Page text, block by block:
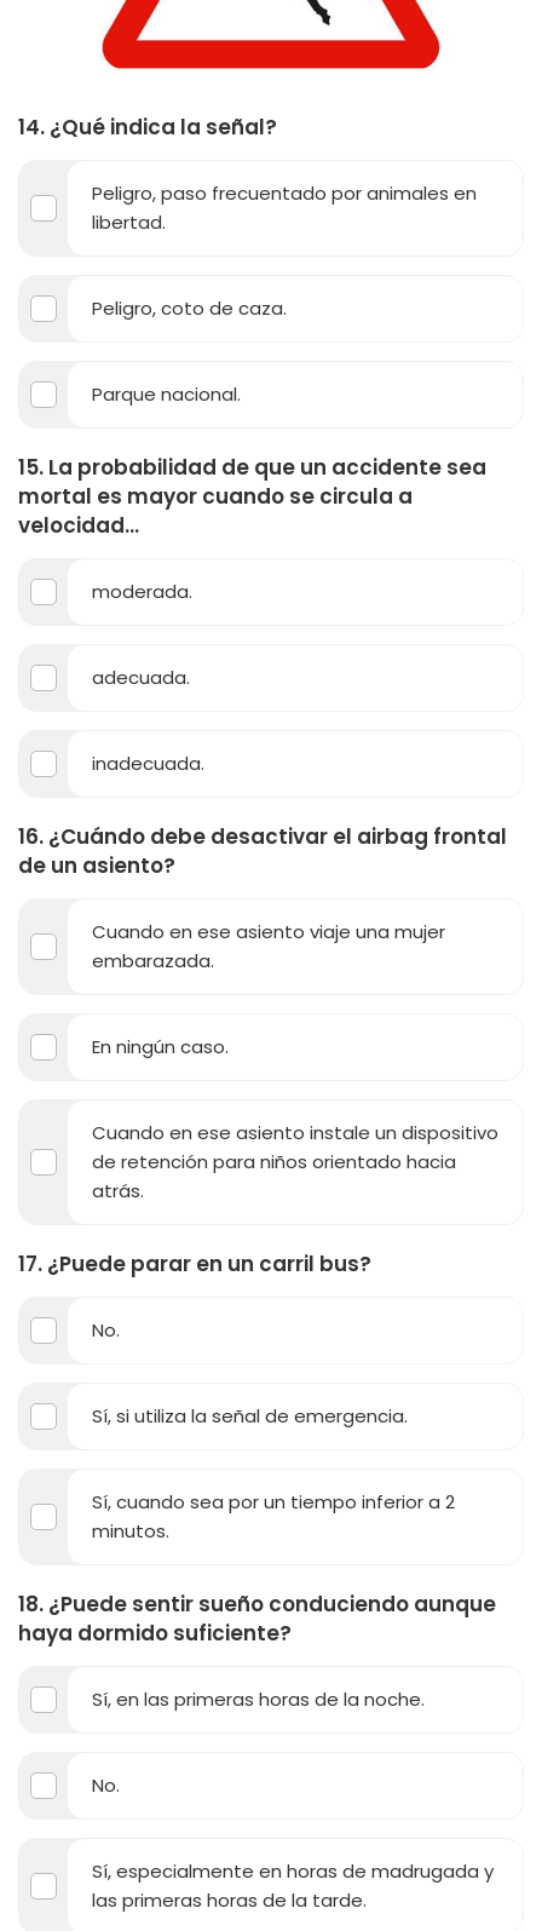
14. ¿Qué indica la señal?
Peligro, paso frecuentado por animales en
libertad.
Peligro, coto de caza.
Parque nacional.
15. La probabilidad de que un accidente sea
mortal es mayor cuando se circula a
velocidad...
moderada.
adecuada.
inadecuada.
16. ¿Cuándo debe desactivar el airbag frontal
de un asiento?
Cuando en ese asiento viaje una mujer
embarazada.
En ningún caso.
Cuando en ese asiento instale un dispositivo
de retención para niños orientado hacia
atrás.
17. ¿Puede parar en un carril bus?
No.
Sí, si utiliza la señal de emergencia.
Sí, cuando sea por un tiempo inferior a 2
minutos.
18. ¿Puede sentir sueño conduciendo aunque
haya dormido suficiente?
Sí, en las primeras horas de la noche.
No.
Sí, especialmente en horas de madrugada y
las primeras horas de la tarde.